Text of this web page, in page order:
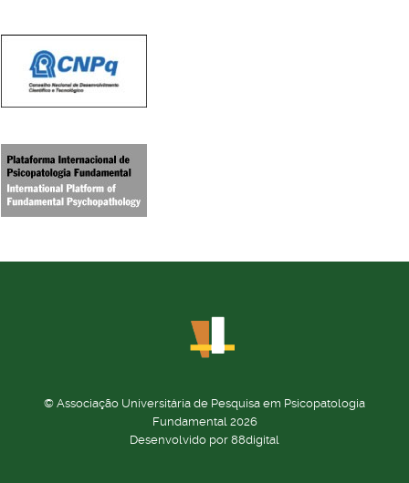
© Associação Universitária de Pesquisa em Psicopatologia
Fundamental 2026
Desenvolvido por 88digital